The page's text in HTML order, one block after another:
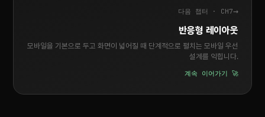
다음 챕터 · CH7→
반응형 레이아웃
모바일을 기본으로 두고 화면이 넓어질 때 단계적으로 펼치는 모바일 우선
설계를 익힙니다.
계속 이어가기 🚀